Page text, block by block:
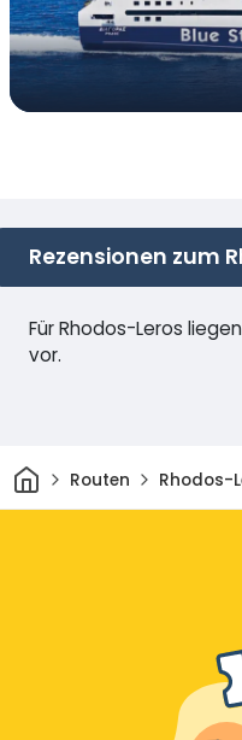
Rezensionen zum
Für Rhodos-Leros
vor.
HeimRouten Rhodos-